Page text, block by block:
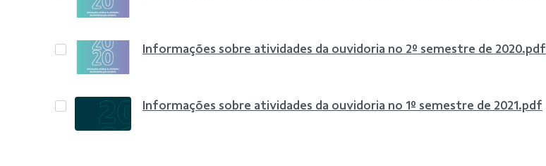
Informações sobre atividades da ouvidoria no 2º semestre de 2020.pdf
Informações sobre atividades da ouvidoria no 1º semestre de 2021.pdf